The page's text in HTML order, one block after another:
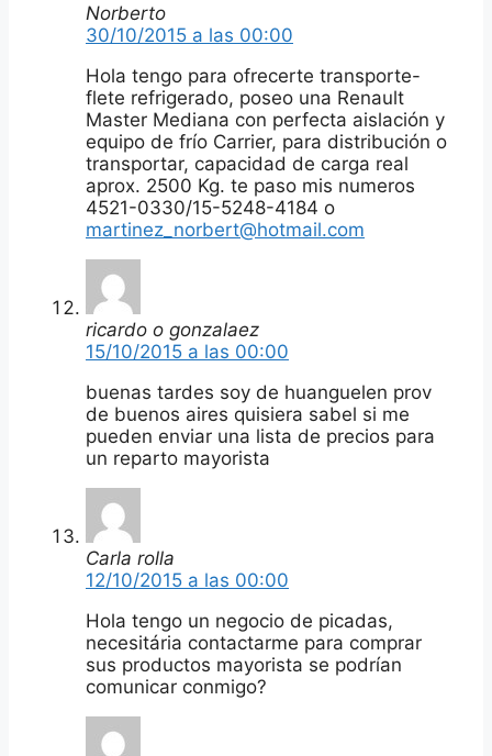
Norberto
30/10/2015 a las 00:00
Hola tengo para ofrecerte transporte-
flete refrigerado, poseo una Renault
Master Mediana con perfecta aislación y
equipo de frío Carrier, para distribución o
transportar, capacidad de carga real
aprox. 2500 Kg. te paso mis numeros
4521-0330/15-5248-4184 o
martinez_norbert@hotmail.com
ricardo o gonzalaez
15/10/2015 a las 00:00
buenas tardes soy de huanguelen prov
de buenos aires quisiera sabel si me
pueden enviar una lista de precios para
un reparto mayorista
Carla rolla
12/10/2015 a las 00:00
Hola tengo un negocio de picadas,
necesitária contactarme para comprar
sus productos mayorista se podrían
comunicar conmigo?